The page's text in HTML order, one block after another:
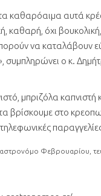
τα καθαρόαιμα αυτά
καθαρή, όχι
να καταλάβουν
συμπληρώνει ο κ.
μπριζόλα καπνιστή
βρίσκουμε στο
Φεβρουαρίου,